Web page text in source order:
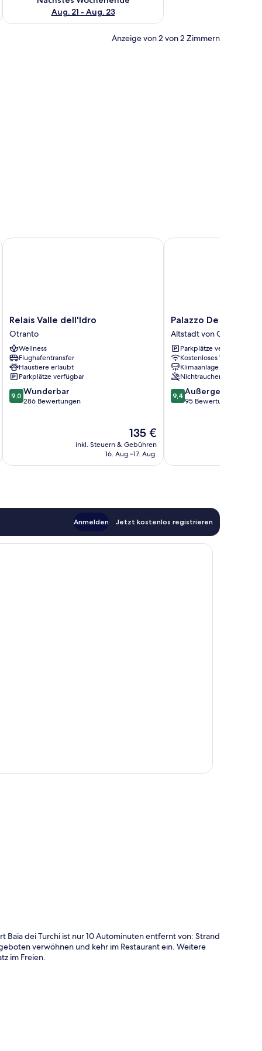
Aug. 21 - Aug. 23
Anzeige von 2 von 2 Zimmern
einer Couch, einem Schreibtisch mit Blumenvase und einem großen
Relais
Valle
dell'Idro
Otranto
Relais Valle dell'Idro
Otranto
Wellness
Flughafentransfer
Haustiere erlaubt
Parkplätze verfügbar
9.0
von
9,0 Wunderbar
286 Bewertungen
Der
Preis
beträgt
135 €
inkl. Steuern & Gebühren
16. Aug.–17. Aug.
Relais Valle dell'Idro
Palazzo
De
Mori
Altstadt
von
Otranto
Palazzo De Mori
Altstadt von Otranto
Parkplätze verfügbar
Kostenloses WLAN
Klimaanlage
Nichtraucher
9.4
von
9,4 Außergewöhnlich
95 Bewertungen
Palazzo De Mori
Anmelden Jetzt kostenlos registrieren
Baia dei Turchi ist nur 10 Autominuten entfernt von: Strand
verwöhnen und kehr im Restaurant ein. Weitere
im Freien.